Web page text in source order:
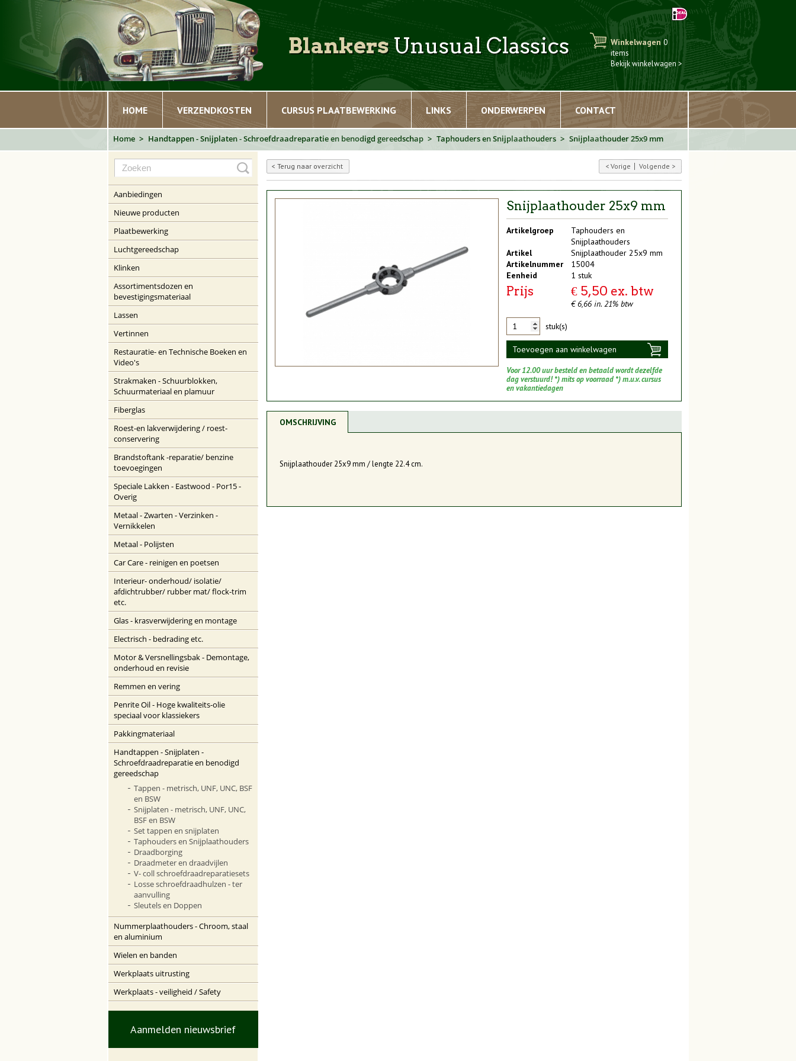
BlankersUnusual Classics Winkelwagen0
items
Bekijk winkelwagen >
HOME VERZENDKOSTEN CURSUS PLAATBEWERKING LINKS ONDERWERPEN CONTACT
Home Handtappen - Snijplaten - Schroefdraadreparatie en benodigd gereedschap Taphouders en Snijplaathouders Snijplaathouder 25x9 mm
Aanbiedingen
Nieuwe producten
Plaatbewerking
Luchtgereedschap
Klinken
Assortimentsdozen en
bevestigingsmateriaal
Lassen
Vertinnen
Restauratie- en Technische Boeken en
Video's
Strakmaken - Schuurblokken,
Schuurmateriaal en plamuur
Fiberglas
Roest-en lakverwijdering / roest-
conservering
Brandstoftank -reparatie/ benzine
toevoegingen
Speciale Lakken - Eastwood - Por15 -
Overig
Metaal - Zwarten - Verzinken -
Vernikkelen
Metaal - Polijsten
Car Care - reinigen en poetsen
Interieur- onderhoud/ isolatie/
afdichtrubber/ rubber mat/ flock-trim
etc.
Glas - krasverwijdering en montage
Electrisch - bedrading etc.
Motor & Versnellingsbak - Demontage,
onderhoud en revisie
Remmen en vering
Penrite Oil - Hoge kwaliteits-olie
speciaal voor klassiekers
Pakkingmateriaal
Handtappen - Snijplaten -
Schroefdraadreparatie en benodigd
gereedschap
Tappen - metrisch, UNF, UNC, BSF
en BSW
Snijplaten - metrisch, UNF, UNC,
BSF en BSW
Set tappen en snijplaten
Taphouders en Snijplaathouders
Draadborging
Draadmeter en draadvijlen
V- coll schroefdraadreparatiesets
Losse schroefdraadhulzen - ter
aanvulling
Sleutels en Doppen
Nummerplaathouders - Chroom, staal
en aluminium
Wielen en banden
Werkplaats uitrusting
Werkplaats - veiligheid / Safety
Aanmelden nieuwsbrief
Terug naar overzicht Vorige Volgende
Snijplaathouder 25x9 mm
Artikelgroep
Taphouders en
Snijplaathouders
Artikel
Snijplaathouder 25x9 mm
Artikelnummer
15004
Eenheid
1 stuk
Prijs € 5,50 ex. btw
€ 6,66 in. 21% btw
stuk(s)
Toevoegen aan winkelwagen
Voor 12.00 uur besteld en betaald wordt dezelfde
dag verstuurd! *) mits op voorraad *) m.u.v. cursus
en vakantiedagen
OMSCHRIJVING
Snijplaathouder 25x9 mm / lengte 22.4 cm.